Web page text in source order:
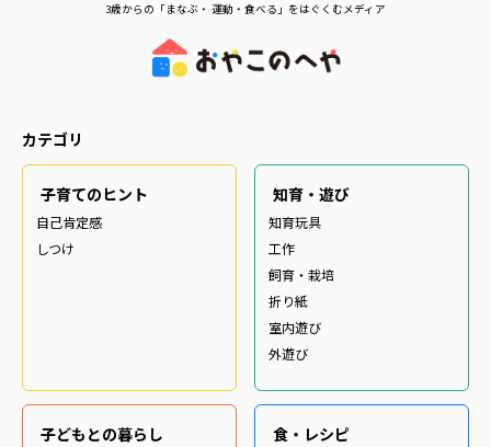
3歳からの「まなぶ・ 運動・食べる」をはぐくむメディア
カテゴリ
子育てのヒント
自己肯定感
しつけ
知育・遊び
知育玩具
工作
飼育・栽培
折り紙
室内遊び
外遊び
子どもとの暮らし 食・レシピ